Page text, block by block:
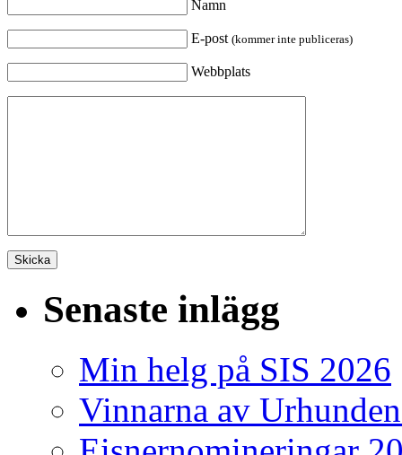
Namn
E-post (kommer inte publiceras)
Webbplats
Senaste inlägg
Min helg på SIS 2026
Vinnarna av